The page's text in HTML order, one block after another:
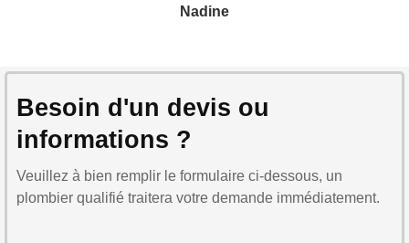
Nadine
Besoin d'un devis ou
informations ?
Veuillez à bien remplir le formulaire ci-dessous, un
plombier qualifié traitera votre demande immédiatement.